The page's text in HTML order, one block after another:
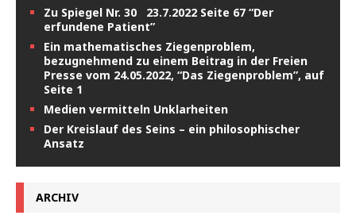
Zu Spiegel Nr. 30 23.7.2022 Seite 67 “Der
erfundene Patient”
Ein mathematisches Ziegenproblem,
bezugnehmend zu einem Beitrag in der Freien
Presse vom 24.05.2022, “Das Ziegenproblem”, auf
Seite 1
Medien vermitteln Unklarheiten
Der Kreislauf des Seins – ein philosophischer
Ansatz
ARCHIV